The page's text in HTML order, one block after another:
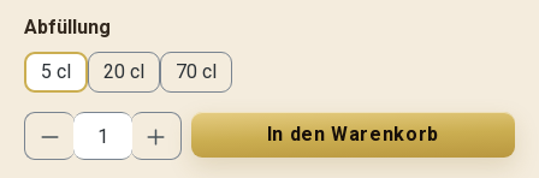
Abfüllung
5 cl
20 cl 70 cl
Produkt Anzahl: Gib den gewünschten Wert
In den Warenkorb